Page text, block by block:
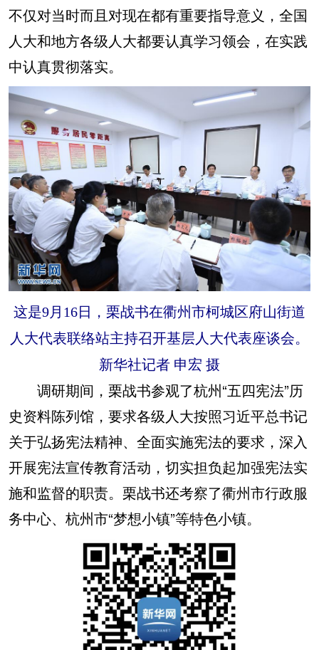
不仅对当时而且对现在都有重要指导意义，全国
人大和地方各级人大都要认真学习领会，在实践
中认真贯彻落实。
这是9月16日，栗战书在衢州市柯城区府山街道
人大代表联络站主持召开基层人大代表座谈会。
新华社记者 申宏 摄
调研期间，栗战书参观了杭州“五四宪法”历
史资料陈列馆，要求各级人大按照习近平总书记
关于弘扬宪法精神、全面实施宪法的要求，深入
开展宪法宣传教育活动，切实担负起加强宪法实
施和监督的职责。栗战书还考察了衢州市行政服
务中心、杭州市“梦想小镇”等特色小镇。